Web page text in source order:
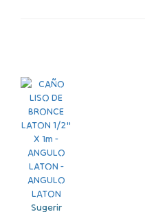
Sugerir